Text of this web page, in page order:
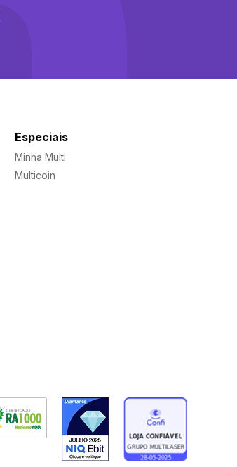
Especiais
Minha Multi
Multicoin